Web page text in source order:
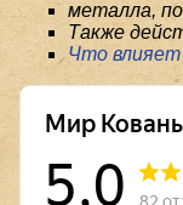
металла,
Также
Что влияет